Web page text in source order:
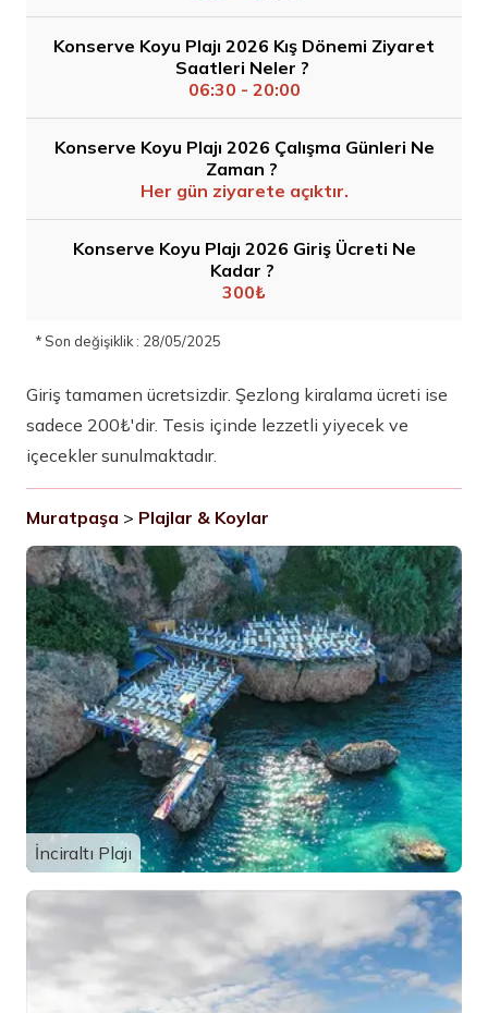
Konserve Koyu Plajı 2026 Kış Dönemi Ziyaret
Saatleri Neler ?
06:30 - 20:00
Konserve Koyu Plajı 2026 Çalışma Günleri Ne
Zaman ?
Her gün ziyarete açıktır.
Konserve Koyu Plajı 2026 Giriş Ücreti Ne
Kadar ?
300₺
* Son değişiklik : 28/05/2025
Giriş tamamen ücretsizdir. Şezlong kiralama ücreti ise
sadece 200₺'dir. Tesis içinde lezzetli yiyecek ve
içecekler sunulmaktadır.
Muratpaşa > Plajlar & Koylar
İnciraltı Plajı